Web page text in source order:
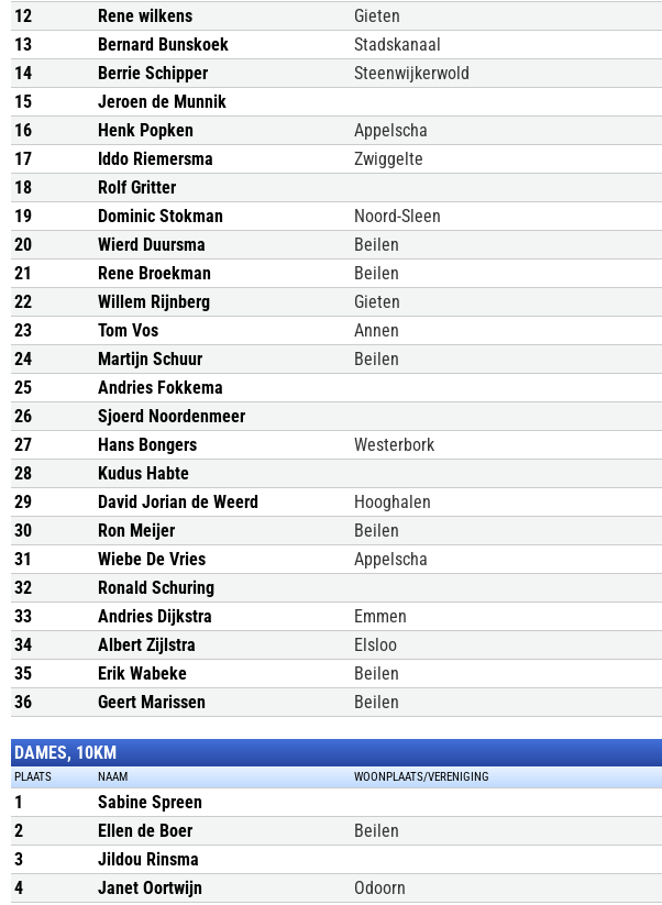
12
Rene wilkens Gieten
13
Bernard Bunskoek Stadskanaal
14
Berrie Schipper Steenwijkerwold
15
Jeroen de Munnik
16
Henk Popken Appelscha
17
Iddo Riemersma Zwiggelte
18
Rolf Gritter
19
Dominic Stokman Noord-Sleen
20
Wierd Duursma Beilen
21
Rene Broekman Beilen
22
Willem Rijnberg Gieten
23
Tom Vos Annen
24
Martijn Schuur Beilen
25
Andries Fokkema
26
Sjoerd Noordenmeer
27
Hans Bongers Westerbork
28
Kudus Habte
29
David Jorian de Weerd Hooghalen
30
Ron Meijer Beilen
31
Wiebe De Vries Appelscha
32
Ronald Schuring
33
Andries Dijkstra Emmen
34
Albert Zijlstra Elsloo
35
Erik Wabeke Beilen
36
Geert Marissen Beilen
DAMES, 10KM
PLAATS NAAM WOONPLAATS/VERENIGING
1 Sabine Spreen
2
Ellen de Boer Beilen
3
Jildou Rinsma
4
Janet Oortwijn Odoorn